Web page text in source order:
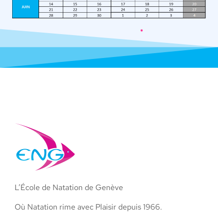
L’École de Natation de Genève
Où Natation rime avec Plaisir depuis 1966.